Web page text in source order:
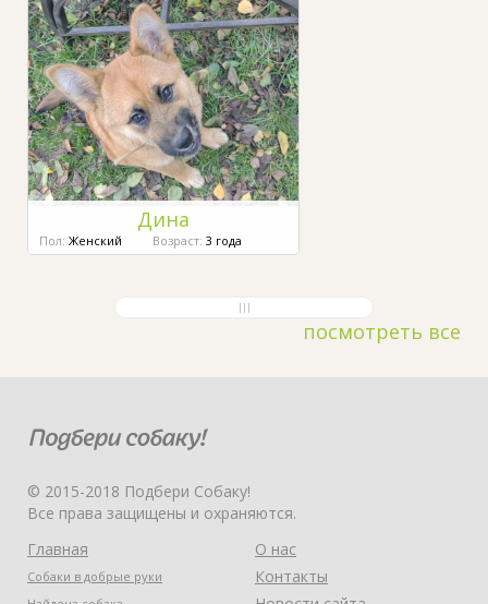
Дина
Пол: Женский Возраст: 3 года
посмотреть все
© 2015-2018 Подбери Собаку!
Все права защищены и охраняются.
Главная
Собаки в добрые руки
О нас
Контакты